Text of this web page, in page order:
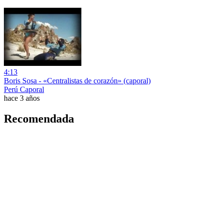
4:13
Boris Sosa - «Centralistas de corazón» (caporal)
Perú Caporal
hace 3 años
Recomendada